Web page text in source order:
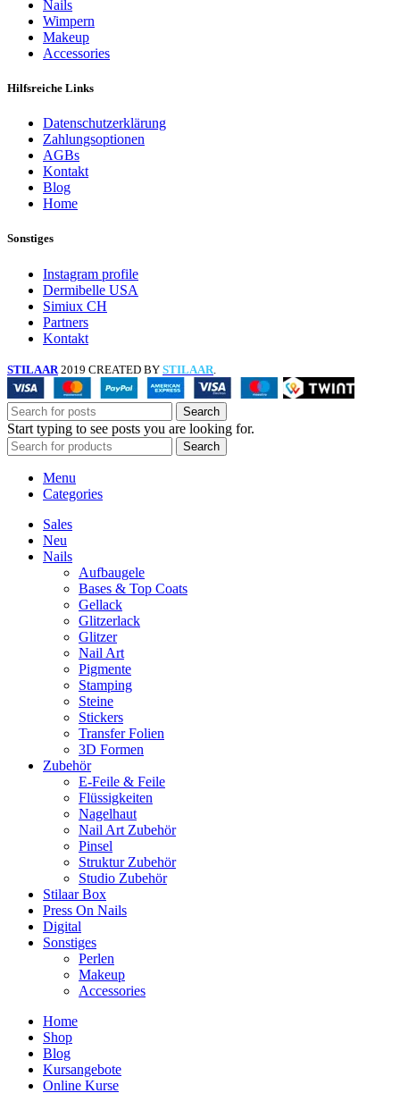
Nails
Wimpern
Makeup
Accessories
Hilfsreiche Links
Datenschutzerklärung
Zahlungsoptionen
AGBs
Kontakt
Blog
Home
Sonstiges
Instagram profile
Dermibelle USA
Simiux CH
Partners
Kontakt
STILAAR 2019 CREATED BY STILAAR
Search
Start typing to see posts you are looking for.
Search
Menu
Categories
Sales
Neu
Nails
Aufbaugele
Bases & Top Coats
Gellack
Glitzerlack
Glitzer
Nail Art
Pigmente
Stamping
Steine
Stickers
Transfer Folien
3D Formen
Zubehör
E-Feile & Feile
Flüssigkeiten
Nagelhaut
Nail Art Zubehör
Pinsel
Struktur Zubehör
Studio Zubehör
Stilaar Box
Press On Nails
Digital
Sonstiges
Perlen
Makeup
Accessories
Home
Shop
Blog
Kursangebote
Online Kurse